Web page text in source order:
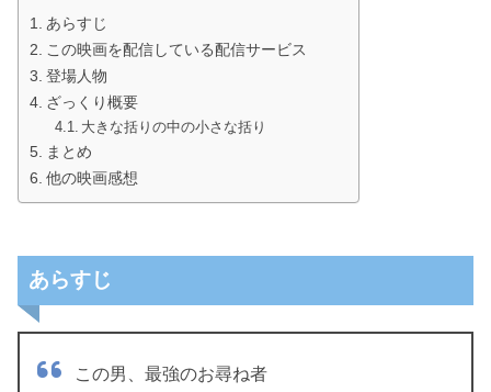
あらすじ
この映画を配信している配信サービス
登場人物
ざっくり概要
大きな括りの中の小さな括り
まとめ
他の映画感想
あらすじ
この男、最強のお尋ね者